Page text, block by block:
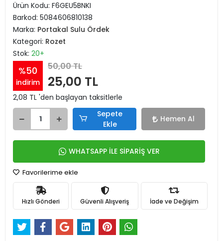
Ürün Kodu: F6GEU5BNKI
Barkod: 5084606810138
Marka: Portakal Sulu Ördek
Kategori: Rozet
Stok: 20+
%50
indirim
50,00 TL
25,00 TL
2,08 TL 'den başlayan taksitlerle
Sepete
Ekle
Hemen Al
WHATSAPP İLE SİPARİŞ VER
Favorilerime ekle
Hızlı Gönderi Güvenli Alışveriş İade ve Değişim